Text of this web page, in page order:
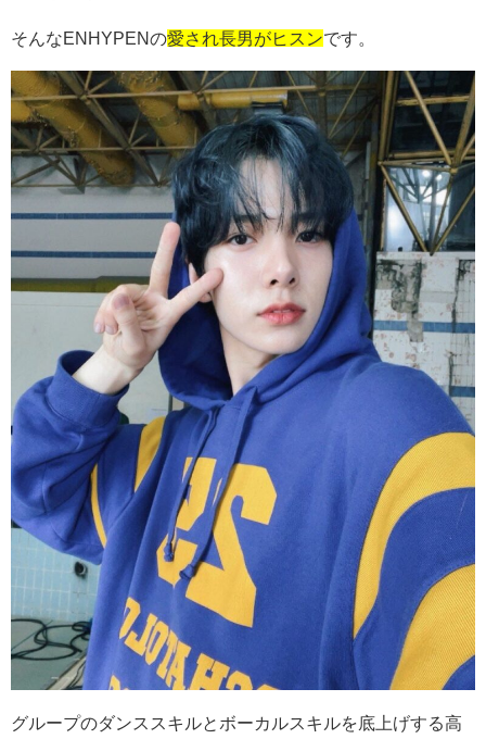
そんなENHYPENの愛され長男がヒスンです。
グループのダンススキルとボーカルスキルを底上げする高